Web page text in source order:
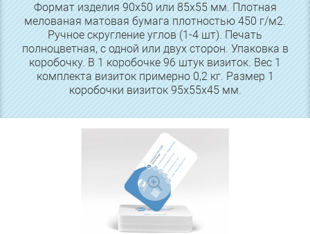
Формат изделия 90х50 или 85х55 мм. Плотная
мелованая матовая бумага плотностью 450 г/м2.
Ручное скругление углов (1-4 шт). Печать
полноцветная, с одной или двух сторон. Упаковка в
коробочку. В 1 коробочке 96 штук визиток. Вес 1
комплекта визиток примерно 0,2 кг. Размер 1
коробочки визиток 95х55х45 мм.